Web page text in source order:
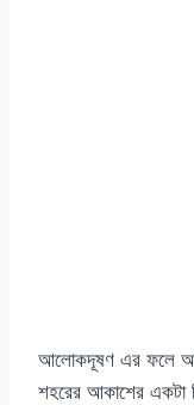
আলোকদূষণ এর ফলে
শহরের আকাশের একটা